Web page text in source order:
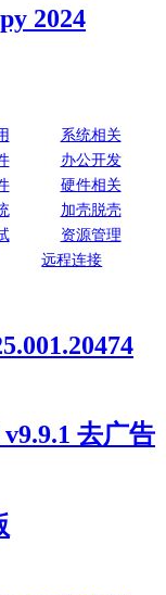
2024
系统相关
办公开发
硬件相关
加壳脱壳
资源管理
远程连接
去广告